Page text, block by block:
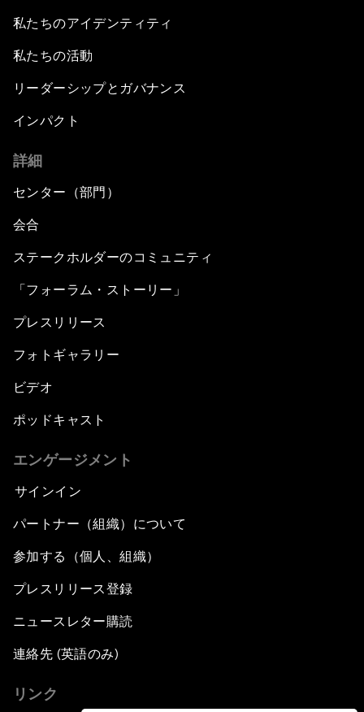
私たちのアイデンティティ
私たちの活動
リーダーシップとガバナンス
インパクト
詳細
センター（部門）
会合
ステークホルダーのコミュニティ
「フォーラム・ストーリー」
プレスリリース
フォトギャラリー
ビデオ
ポッドキャスト
エンゲージメント
サインイン
パートナー（組織）について
参加する（個人、組織）
プレスリリース登録
ニュースレター購読
連絡先 (英語のみ)
リンク